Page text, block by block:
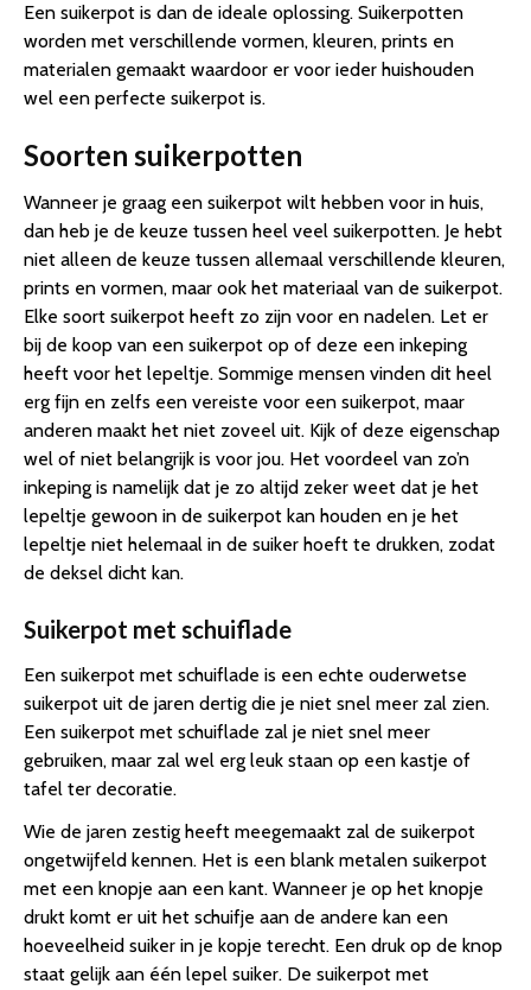
Een suikerpot is dan de ideale oplossing. Suikerpotten
worden met verschillende vormen, kleuren, prints en
materialen gemaakt waardoor er voor ieder huishouden
wel een perfecte suikerpot is.
Soorten suikerpotten
Wanneer je graag een suikerpot wilt hebben voor in huis,
dan heb je de keuze tussen heel veel suikerpotten. Je hebt
niet alleen de keuze tussen allemaal verschillende kleuren,
prints en vormen, maar ook het materiaal van de suikerpot.
Elke soort suikerpot heeft zo zijn voor en nadelen. Let er
bij de koop van een suikerpot op of deze een inkeping
heeft voor het lepeltje. Sommige mensen vinden dit heel
erg fijn en zelfs een vereiste voor een suikerpot, maar
anderen maakt het niet zoveel uit. Kijk of deze eigenschap
wel of niet belangrijk is voor jou. Het voordeel van zo’n
inkeping is namelijk dat je zo altijd zeker weet dat je het
lepeltje gewoon in de suikerpot kan houden en je het
lepeltje niet helemaal in de suiker hoeft te drukken, zodat
de deksel dicht kan.
Suikerpot met schuiflade
Een suikerpot met schuiflade is een echte ouderwetse
suikerpot uit de jaren dertig die je niet snel meer zal zien.
Een suikerpot met schuiflade zal je niet snel meer
gebruiken, maar zal wel erg leuk staan op een kastje of
tafel ter decoratie.
Wie de jaren zestig heeft meegemaakt zal de suikerpot
ongetwijfeld kennen. Het is een blank metalen suikerpot
met een knopje aan een kant. Wanneer je op het knopje
drukt komt er uit het schuifje aan de andere kan een
hoeveelheid suiker in je kopje terecht. Een druk op de knop
staat gelijk aan één lepel suiker. De suikerpot met